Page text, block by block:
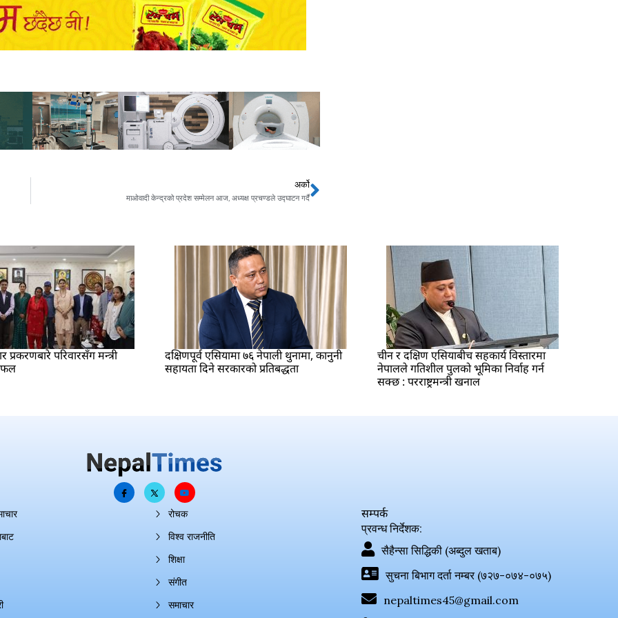
अर्को
माओवादी केन्द्रको प्रदेश सम्मेलन आज, अध्यक्ष प्रचण्डले उद्घाटन गर्दैNext
प्रकरणबारे परिवारसँग मन्त्री
दक्षिणपूर्व एसियामा ७६ नेपाली थुनामा, कानुनी
सहायता दिने सरकारको प्रतिबद्धता
चीन र दक्षिण एसियाबीच सहकार्य विस्तारमा
नेपालले गतिशील पुलको भूमिका निर्वाह गर्न
सक्छ : परराष्ट्रमन्त्री खनाल
रोचक
विश्व राजनीति
शिक्षा
संगीत
समाचार
सम्पर्क
प्रवन्ध निर्देशक:
सैहैन्सा सिद्धिकी (अब्दुल खताब)
सुचना बिभाग दर्ता नम्बर (७२७-०७४-०७५)
nepaltimes45@gmail.com